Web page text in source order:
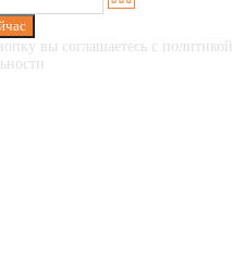
вы соглашаетесь с политикой